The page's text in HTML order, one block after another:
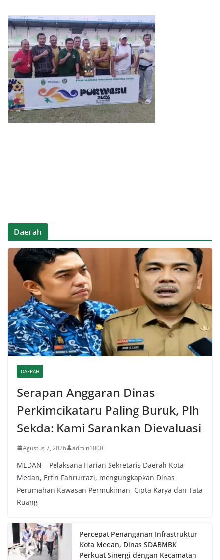
Daerah
DAERAH
Serapan Anggaran Dinas
Perkimcikataru Paling Buruk, Plh
Sekda: Kami Sarankan Dievaluasi
Agustus 7, 2026 admin1000
MEDAN – Pelaksana Harian Sekretaris Daerah Kota
Medan, Erfin Fahrurrazi, mengungkapkan Dinas
Perumahan Kawasan Permukiman, Cipta Karya dan Tata
Ruang
Percepat Penanganan Infrastruktur
Kota Medan, Dinas SDABMBK
Perkuat Sinergi dengan Kecamatan